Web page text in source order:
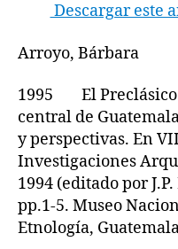
Descargar este
Arroyo, Bárbara
1995 El Preclásico
central de
y perspectivas. En
Investigaciones
1994 (editado por
pp.1-5. Museo
Etnología,